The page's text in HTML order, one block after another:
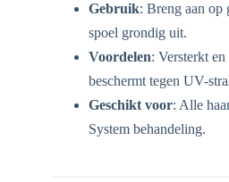
Gebruik: Breng aan op
spoel grondig uit.
Voordelen: Versterkt
beschermt tegen UV-
Geschikt voor: Alle
System behandeling.